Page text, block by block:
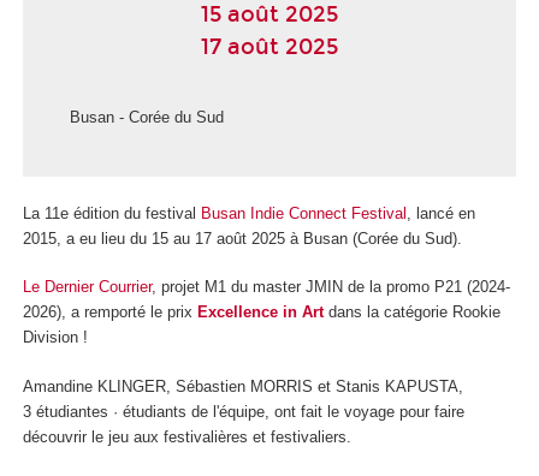
15 août 2025
17 août 2025
Busan - Corée du Sud
La 11e édition du festival Busan Indie Connect Festival , lancé en
2015, a eu lieu du 15 au 17 août 2025 à Busan (Corée du Sud).
Le Dernier Courrier, projet M1 du master JMIN de la promo P21 (2024-
2026), a remporté le prix Excellence in Artdans la catégorie Rookie
Division !
Amandine KLINGER, Sébastien MORRIS et Stanis KAPUSTA,
3 étudiantes · étudiants de l'équipe, ont fait le voyage pour faire
découvrir le jeu aux festivalières et festivaliers.